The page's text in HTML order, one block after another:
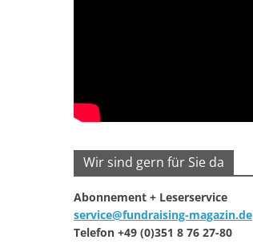
Wir sind gern für Sie da
Abonnement + Leserservice
service@fundraising-magazin.de
Telefon +49 (0)351 8 76 27-80